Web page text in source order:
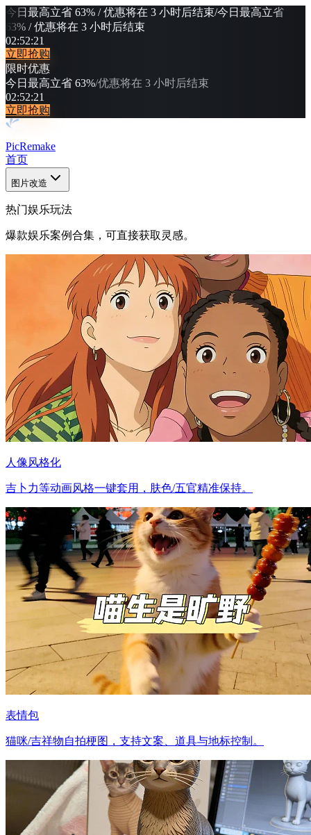
今日最高立省 63% / 优惠将在 3 小时后结束/今日最高立省
63% / 优惠将在 3 小时后结束
02:52:17
立即抢购
限时优惠
今日最高立省 63%/优惠将在 3 小时后结束
02:52:17
立即抢购
PicRemake
首页
图片改造
热门娱乐玩法
爆款娱乐案例合集，可直接获取灵感。
人像风格化
吉卜力等动画风格一键套用，肤色/五官精准保持。
表情包
猫咪/吉祥物自拍梗图，支持文案、道具与地标控制。